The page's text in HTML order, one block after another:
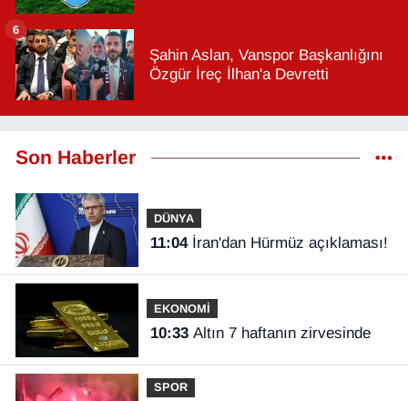
Şahin Aslan, Vanspor Başkanlığını
Özgür İreç İlhan'a Devretti
6
Son Haberler
DÜNYA
11:04 İran'dan Hürmüz açıklaması!
EKONOMİ
10:33 Altın 7 haftanın zirvesinde
SPOR